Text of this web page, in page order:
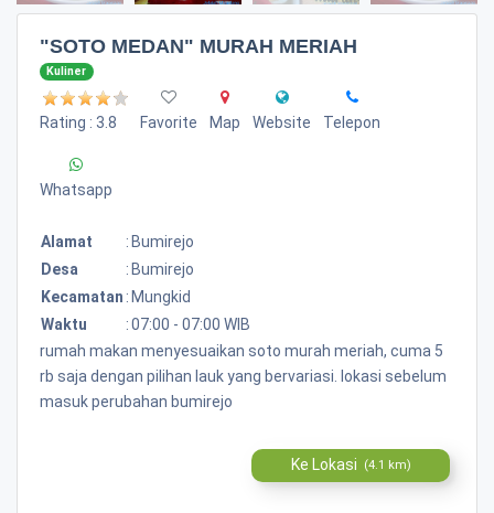
"SOTO MEDAN" MURAH MERIAH
Kuliner
Rating : 3.8 Favorite Map Website Telepon
Whatsapp
Alamat : Bumirejo
Desa
: Bumirejo
Kecamatan : Mungkid
Waktu
:07:00 - 07:00 WIB
rumah makan menyesuaikan soto murah meriah, cuma 5
rb saja dengan pilihan lauk yang bervariasi. lokasi sebelum
masuk perubahan bumirejo
Ke Lokasi (4.1 km)